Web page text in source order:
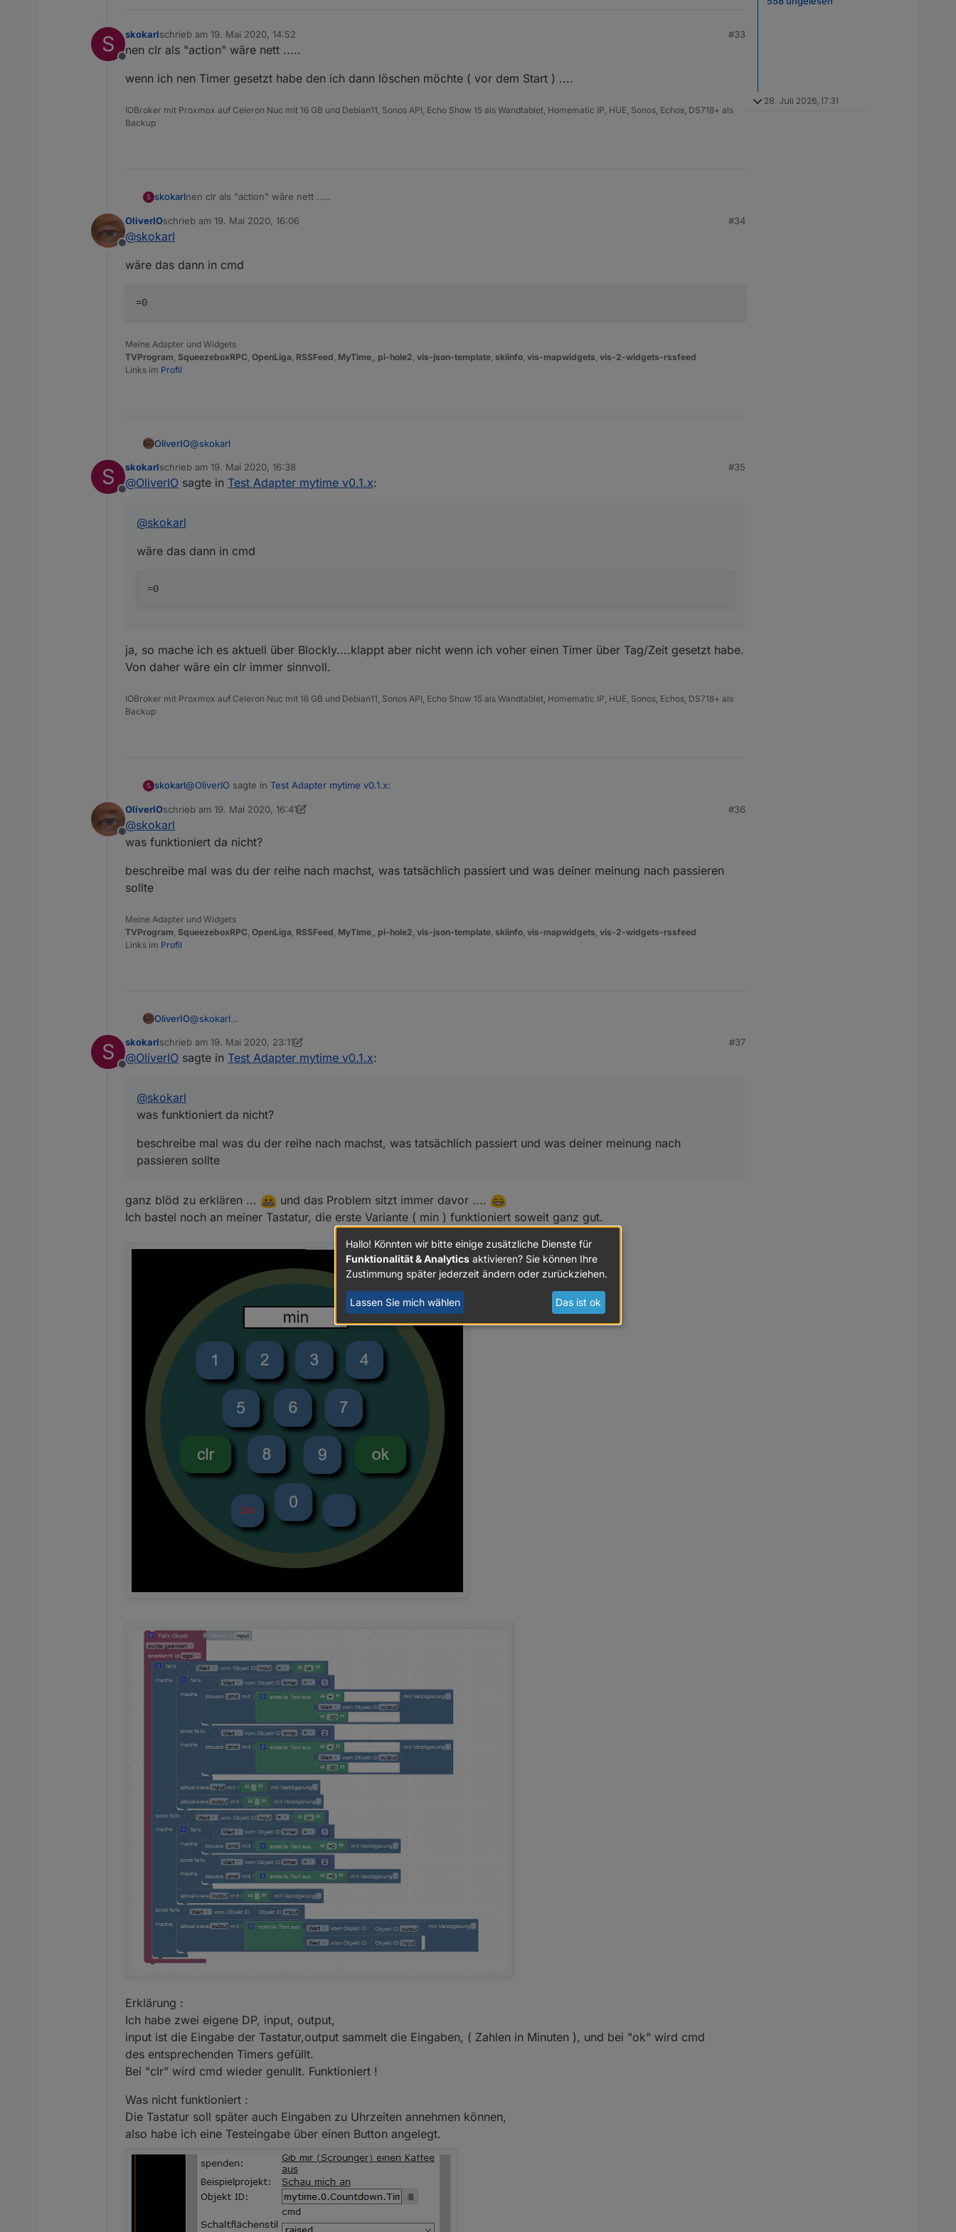
S
Offline
skokarlschrieb am 19. Mai 2020, 14:52
zuletzt editiert von
#33
nen clr als "action" wäre nett .....
wenn ich nen Timer gesetzt habe den ich dann löschen möchte ( vor dem Start ) ....
IOBroker mit Proxmox auf Celeron Nuc mit 16 GB und Debian11, Sonos API, Echo Show 15 als Wandtablet, Homematic IP, HUE, Sonos, Echos, DS718+ als
Backup
S skokarlnen clr als "action" wäre nett .....
wenn ich nen Timer gesetzt habe den ich dann löschen möchte ( vor dem Start ) ....
Offline
OliverIOschrieb am 19. Mai 2020, 16:06
zuletzt editiert von
#34
@skokarl
wäre das dann in cmd
Meine Adapter und Widgets
TVProgram SqueezeboxRPC OpenLiga RSSFeed MyTime pi-hole2 vis-json-template skiinfo vis-mapwidgets vis-2-widgets-rssfeed
Links im Profil
OliverIO@skokarl
wäre das dann in cmd
S
Offline
skokarlschrieb am 19. Mai 2020, 16:38
zuletzt editiert von
#35
@OliverIO sagte in Test Adapter mytime v0.1.x:
@skokarl
wäre das dann in cmd
ja, so mache ich es aktuell über Blockly....klappt aber nicht wenn ich voher einen Timer über Tag/Zeit gesetzt habe.
Von daher wäre ein clr immer sinnvoll.
IOBroker mit Proxmox auf Celeron Nuc mit 16 GB und Debian11, Sonos API, Echo Show 15 als Wandtablet, Homematic IP, HUE, Sonos, Echos, DS718+ als
Backup
S skokarl@OliverIO sagte in Test Adapter mytime v0.1.x:
wäre das dann in cmd
ja, so mache ich es aktuell über Blockly....klappt aber nicht wenn ich voher einen Timer über Tag/Zeit gesetzt habe. Von
Offline
OliverIOschrieb am 19. Mai 2020, 16:41
zuletzt editiert von OliverIO
#36
@skokarl
was funktioniert da nicht?
beschreibe mal was du der reihe nach machst, was tatsächlich passiert und was deiner meinung nach passieren
sollte
Meine Adapter und Widgets
TVProgram SqueezeboxRPC OpenLiga RSSFeed MyTime pi-hole2 vis-json-template skiinfo vis-mapwidgets vis-2-widgets-rssfeed
Links im Profil
OliverIO@skokarl
beschreibe mal was du der reihe nach machst, was tatsächlich passiert und was deiner meinung nach passieren sollte
S
Offline
skokarlschrieb am 19. Mai 2020, 23:11
zuletzt editiert von skokarl
#37
@OliverIO sagte in Test Adapter mytime v0.1.x:
@skokarl
was funktioniert da nicht?
beschreibe mal was du der reihe nach machst, was tatsächlich passiert und was deiner meinung nach
passieren sollte
ganz blöd zu erklären ...
und das Problem sitzt immer davor ....
Ich bastel noch an meiner Tastatur, die erste Variante ( min ) funktioniert soweit ganz gut.
Erklärung :
Ich habe zwei eigene DP, input, output,
input ist die Eingabe der Tastatur,output sammelt die Eingaben, ( Zahlen in Minuten ), und bei "ok" wird cmd
des entsprechenden Timers gefüllt.
Bei "clr" wird cmd wieder genullt. Funktioniert !
Was nicht funktioniert :
Die Tastatur soll später auch Eingaben zu Uhrzeiten annehmen können,
also habe ich eine Testeingabe über einen Button angelegt.
28. Juli 2026, 17:31
Hallo! Könnten wir bitte einige zusätzliche Dienste für
Funktionalität & Analytics aktivieren? Sie können Ihre
Zustimmung später jederzeit ändern oder zurückziehen.
Lassen Sie mich wählen Das ist ok